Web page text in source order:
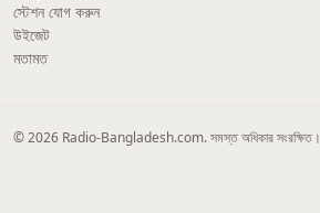
স্টেশন যোগ করুন
উইজেট
মতামত
© 2026 Radio-Bangladesh.com. সমস্ত অধিকার সংরক্ষিত।